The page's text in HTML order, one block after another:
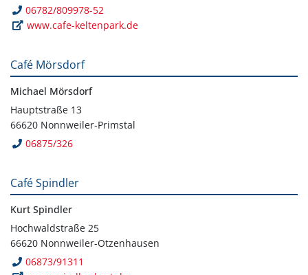
06782/809978-52
www.cafe-keltenpark.de
Café Mörsdorf
Michael Mörsdorf
Hauptstraße 13
66620 Nonnweiler-Primstal
06875/326
Café Spindler
Kurt Spindler
Hochwaldstraße 25
66620 Nonnweiler-Otzenhausen
06873/91311